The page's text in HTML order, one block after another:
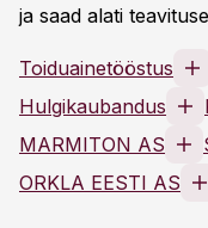
ja saad alati
Toiduainetööstus
Hulgikaubandus
MARMITON AS
ORKLA EESTI AS